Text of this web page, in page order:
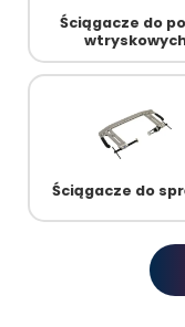
Ściągacze do
Ściągacze do